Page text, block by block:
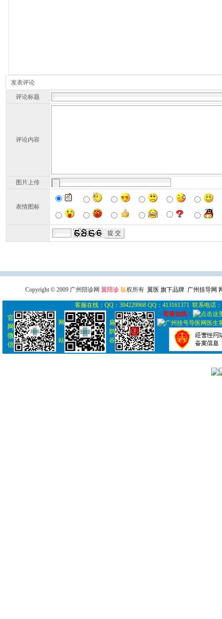
发表评论
评论标题
评论内容
图片上传
表情图标
Copyright © 2009 广州陪诊网 翼陪诊 版权所有 翼医 旗下品牌 广州挂导网
客服在线：QQ：304229968 QQ：413161371 联系电话
官
网
微
信
网
站
扁
鹊
谷
客服在线：